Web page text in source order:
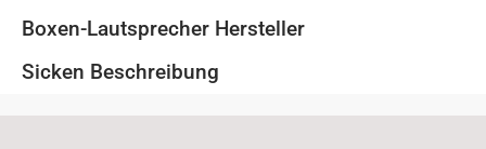
Boxen-Lautsprecher Hersteller
Sicken Beschreibung